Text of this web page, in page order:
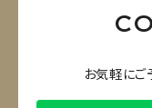
お気軽にご